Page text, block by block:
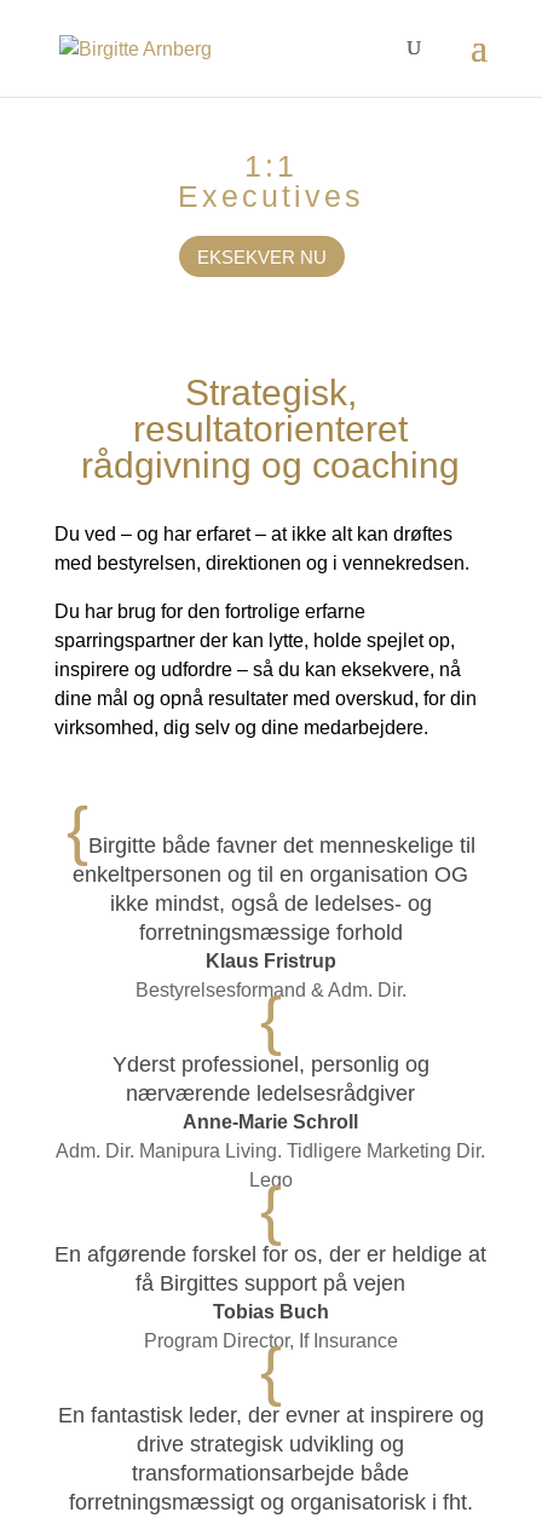
1:1
Executives
EKSEKVER NU
Strategisk,
resultatorienteret
rådgivning og coaching
Du ved – og har erfaret – at ikke alt kan drøftes
med bestyrelsen, direktionen og i vennekredsen.
Du har brug for den fortrolige erfarne
sparringspartner der kan lytte, holde spejlet op,
inspirere og udfordre – så du kan eksekvere, nå
dine mål og opnå resultater med overskud, for din
virksomhed, dig selv og dine medarbejdere.
{Birgitte både favner det menneskelige til
enkeltpersonen og til en organisation OG
ikke mindst, også de ledelses- og
forretningsmæssige forhold
Klaus Fristrup
Bestyrelsesformand & Adm. Dir.
{
Yderst professionel, personlig og
nærværende ledelsesrådgiver
Anne-Marie Schroll
Adm. Dir. Manipura Living. Tidligere Marketing Dir.
Lego
{
En afgørende forskel for os, der er heldige at
få Birgittes support på vejen
Tobias Buch
Program Director, If Insurance
{
En fantastisk leder, der evner at inspirere og
drive strategisk udvikling og
transformationsarbejde både
forretningsmæssigt og organisatorisk i fht.